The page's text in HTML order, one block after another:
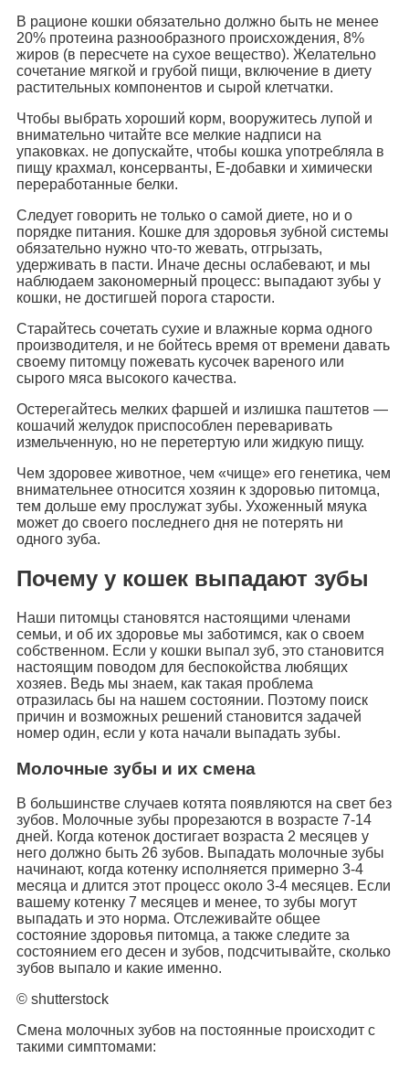
В рационе кошки обязательно должно быть не менее
20% протеина разнообразного происхождения, 8%
жиров (в пересчете на сухое вещество). Желательно
сочетание мягкой и грубой пищи, включение в диету
растительных компонентов и сырой клетчатки.
Чтобы выбрать хороший корм, вооружитесь лупой и
внимательно читайте все мелкие надписи на
упаковках. не допускайте, чтобы кошка употребляла в
пищу крахмал, консерванты, Е-добавки и химически
переработанные белки.
Следует говорить не только о самой диете, но и о
порядке питания. Кошке для здоровья зубной системы
обязательно нужно что-то жевать, отгрызать,
удерживать в пасти. Иначе десны ослабевают, и мы
наблюдаем закономерный процесс: выпадают зубы у
кошки, не достигшей порога старости.
Старайтесь сочетать сухие и влажные корма одного
производителя, и не бойтесь время от времени давать
своему питомцу пожевать кусочек вареного или
сырого мяса высокого качества.
Остерегайтесь мелких фаршей и излишка паштетов —
кошачий желудок приспособлен переваривать
измельченную, но не перетертую или жидкую пищу.
Чем здоровее животное, чем «чище» его генетика, чем
внимательнее относится хозяин к здоровью питомца,
тем дольше ему прослужат зубы. Ухоженный мяука
может до своего последнего дня не потерять ни
одного зуба.
Почему у кошек выпадают зубы
Наши питомцы становятся настоящими членами
семьи, и об их здоровье мы заботимся, как о своем
собственном. Если у кошки выпал зуб, это становится
настоящим поводом для беспокойства любящих
хозяев. Ведь мы знаем, как такая проблема
отразилась бы на нашем состоянии. Поэтому поиск
причин и возможных решений становится задачей
номер один, если у кота начали выпадать зубы.
Молочные зубы и их смена
В большинстве случаев котята появляются на свет без
зубов. Молочные зубы прорезаются в возрасте 7-14
дней. Когда котенок достигает возраста 2 месяцев у
него должно быть 26 зубов. Выпадать молочные зубы
начинают, когда котенку исполняется примерно 3-4
месяца и длится этот процесс около 3-4 месяцев. Если
вашему котенку 7 месяцев и менее, то зубы могут
выпадать и это норма. Отслеживайте общее
состояние здоровья питомца, а также следите за
состоянием его десен и зубов, подсчитывайте, сколько
зубов выпало и какие именно.
© shutterstock
Смена молочных зубов на постоянные происходит с
такими симптомами: